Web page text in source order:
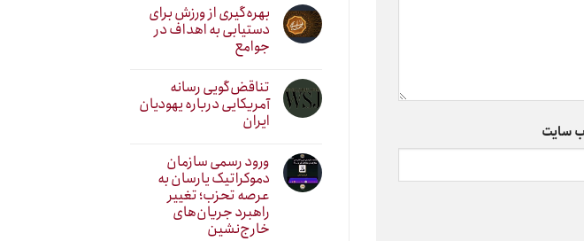
سایت
بهره‌گیری از ورزش برای
دستیابی به اهداف در
جوامع
تناقض‌گویی رسانه
آمریکایی درباره یهودیان
ایران
ورود رسمی سازمان
دموکراتیک یارسان به
عرصه تحزب؛ تغییر
راهبرد جریان‌های
خارج‌نشین